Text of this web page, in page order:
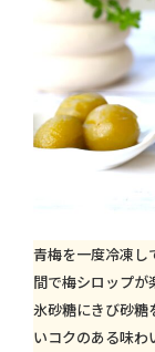
青梅を一度冷凍し
間で梅シロップが
氷砂糖にきび砂糖
いコクのある味わ